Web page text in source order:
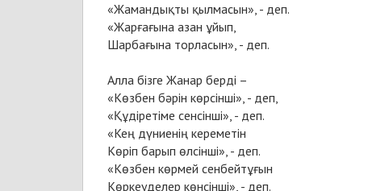
«Жамандықты қылмасын», - деп.
«Жарғағына азан ұйып,
Шарбағына торласын», - деп.
Алла бізге Жанар берді –
«Көзбен бәрін көрсінші», - деп,
«Құдіретіме сенсінші», - деп.
«Кең дүниенің кереметін
Көріп барып өлсінші», - деп.
«Көзбен көрмей сенбейтұғын
Көркеуделер көнсінші», - деп.